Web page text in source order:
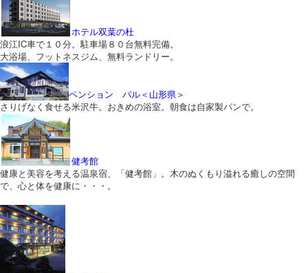
ホテル双葉の杜
浪江IC車で１０分。駐車場８０台無料完備。
大浴場、フットネスジム、無料ランドリー。
ペンション パル＜山形県＞
さりげなく食せる米沢牛。おきめの浴室。朝食は自家製パンで。
健考館
健康と美容を考える温泉宿、「健考館」。木のぬくもり溢れる癒しの空間
で、心と体を健康に・・・。